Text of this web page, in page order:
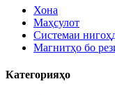
Хона
Маҳсулот
Системаи
Магнитҳо бо
Категорияҳо